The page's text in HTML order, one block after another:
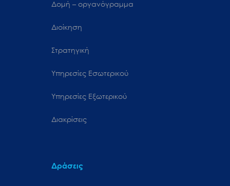
Δομή – οργανόγραμμα
Διοίκηση
Στρατηγική
Υπηρεσίες Εσωτερικού
Υπηρεσίες Εξωτερικού
Διακρίσεις
Δράσεις